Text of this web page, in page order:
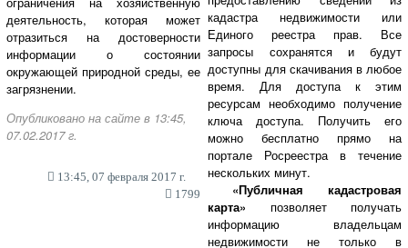
деятельность, которая может
отразиться на достоверности
информации о состоянии
окружающей природной среды, ее
загрязнении.
Опубликовано на сайте в 13:45,
07.02.2017 г.
13:45, 07 февраля 2017 г.
1799
кадастра недвижимости или
Единого реестра прав. Все
запросы сохранятся и будут
доступны для скачивания в любое
время. Для доступа к этим
ресурсам необходимо получение
ключа доступа. Получить его
можно бесплатно прямо на
портале Росреестра в течение
нескольких минут.
«Публичная кадастровая
карта» позволяет получать
информацию владельцам
недвижимости не только в